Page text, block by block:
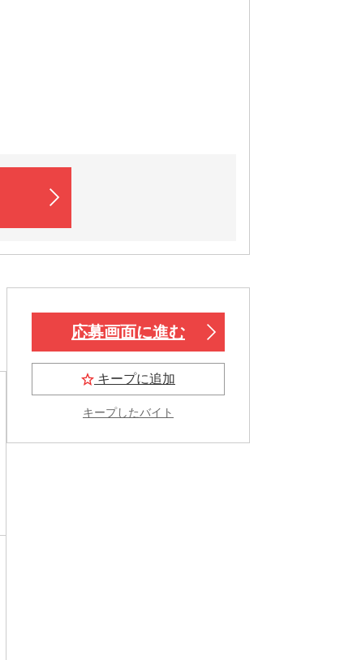
応募画面に進む
キープに追加
キープしたバイト